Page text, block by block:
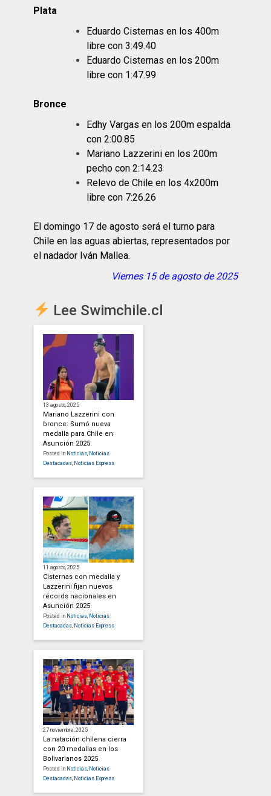
Plata
Eduardo Cisternas en los 400m
libre con 3:49.40
Eduardo Cisternas en los 200m
libre con 1:47.99
Bronce
Edhy Vargas en los 200m espalda
con 2:00.85
Mariano Lazzerini en los 200m
pecho con 2:14.23
Relevo de Chile en los 4x200m
libre con 7:26.26
El domingo 17 de agosto será el turno para
Chile en las aguas abiertas, representados por
el nadador Iván Mallea.
Viernes 15 de agosto de 2025
Lee Swimchile.cl
13 agosto, 2025
Mariano Lazzerini con
bronce: Sumó nueva
medalla para Chile en
Asunción 2025
Posted in Noticias Noticias
Destacadas Noticias Express
11 agosto, 2025
Cisternas con medalla y
Lazzerini fijan nuevos
récords nacionales en
Asunción 2025
Posted in Noticias Noticias
Destacadas Noticias Express
27 noviembre, 2025
La natación chilena cierra
con 20 medallas en los
Bolivarianos 2025
Posted in Noticias Noticias
Destacadas Noticias Express